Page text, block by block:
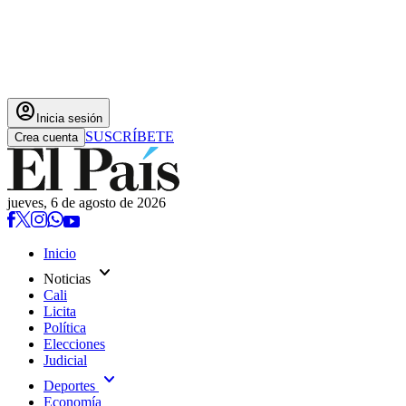
account_circle Inicia sesión
Crea cuenta SUSCRÍBETE
jueves, 6 de agosto de 2026
Inicio
Noticias expand_more
Cali
Licita
Política
Elecciones
Judicial
Deportes expand_more
Economía